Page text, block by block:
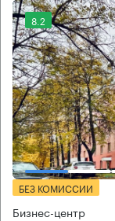
8.2
БЕЗ КОМИССИИ
Бизнес-центр